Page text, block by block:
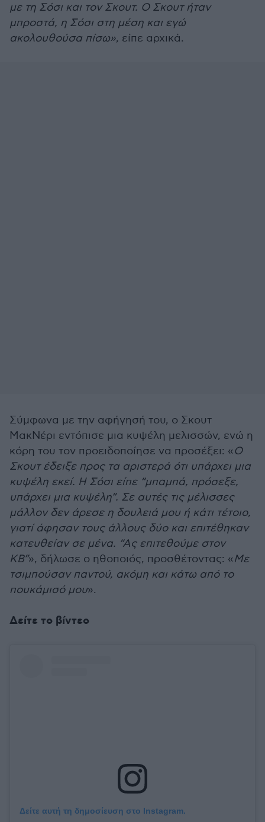
με τη Σόσι και τον Σκουτ. Ο Σκουτ ήταν
μπροστά, η Σόσι στη μέση και εγώ
ακολουθούσα πίσω», είπε αρχικά.
Σύμφωνα με την αφήγησή του, ο Σκουτ
ΜακΝέρι εντόπισε μια κυψέλη μελισσών, ενώ η
κόρη του τον προειδοποίησε να προσέξει: «Ο
Σκουτ έδειξε προς τα αριστερά ότι υπάρχει μια
κυψέλη εκεί. Η Σόσι είπε “μπαμπά, πρόσεξε,
υπάρχει μια κυψέλη”. Σε αυτές τις μέλισσες
μάλλον δεν άρεσε η δουλειά μου ή κάτι τέτοιο,
γιατί άφησαν τους άλλους δύο και επιτέθηκαν
κατευθείαν σε μένα. “Ας επιτεθούμε στον
KB”», δήλωσε ο ηθοποιός, προσθέτοντας: «Με
τσιμπούσαν παντού, ακόμη και κάτω από το
πουκάμισό μου».
Δείτε το βίντεο
Δείτε αυτή τη δημοσίευση στο Instagram.